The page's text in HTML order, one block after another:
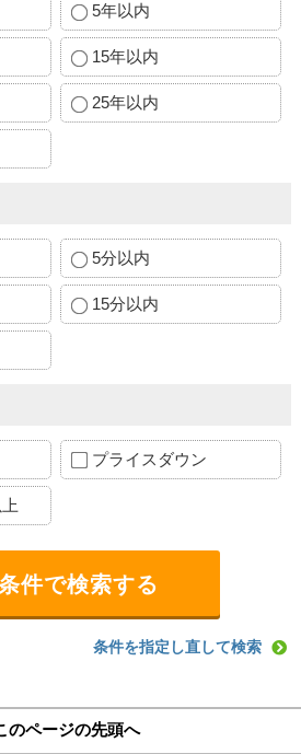
5年以内
15年以内
25年以内
5分以内
15分以内
プライスダウン
条件を指定し直して検索
のページの先頭へ